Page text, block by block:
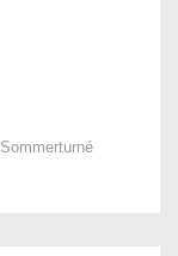
Sommerturné